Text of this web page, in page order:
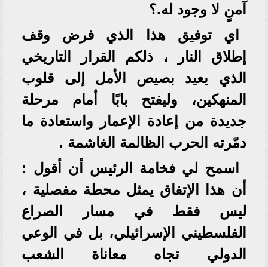
آمنٍ لا وجود له.؟
اي توفيق هذا الذي فرض وقف
إطلاق النار ، ذلكم القرار التاريخي
الذي يعيد بصيص الأمل إلى قلوب
المنهكين، وليفتح بابًا أمام مرحلة
جديدة من إعادة الإعمار واستعادة ما
دمّرته الحرب الظالمة الغاشمة .
اسمح لي فخامة الرئيس أن أقول :
أن هذا الإتفاق يمثل محطة مفصلية ،
ليس فقط في مسار الصراع
الفلسطيني الإسرائيلي، بل في الوعي
الدولي تجاه معاناة الشعب